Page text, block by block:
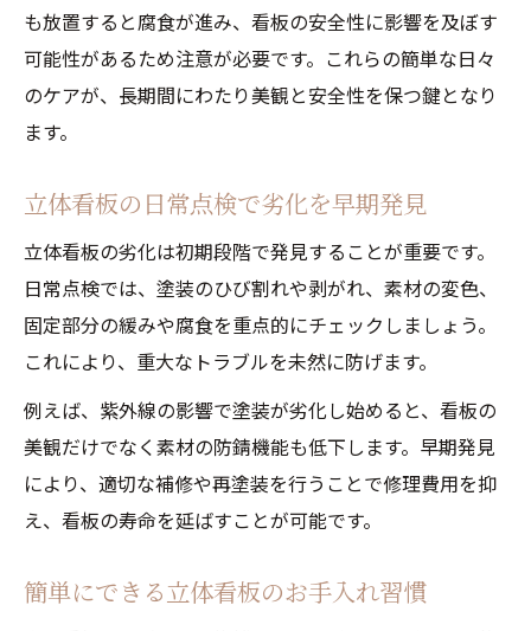
素材ごとの立体看板掃除の注意ポイント
補修時に押さえたい立体看板の基本
立体看板塗装剥がれ補修の正しい手順
立体看板修理費用を抑えるコツと注意点
補修後の立体看板を長持ちさせる工夫
トラブルを防ぐ安全点検とその実務
立体看板の安全点検は義務化に備えよう
プロによる立体看板点検のチェック項目
立体看板の点検と修理業者選びのコツ
看板修理業者の選定で管理をスムーズに
立体看板の美観維持に欠かせない習慣
も放置すると腐食が進み、看板の安全性に影響を及ぼす
可能性があるため注意が必要です。これらの簡単な日々
のケアが、長期間にわたり美観と安全性を保つ鍵となり
ます。
立体看板の日常点検で劣化を早期発見
立体看板の劣化は初期段階で発見することが重要です。
日常点検では、塗装のひび割れや剥がれ、素材の変色、
固定部分の緩みや腐食を重点的にチェックしましょう。
これにより、重大なトラブルを未然に防げます。
例えば、紫外線の影響で塗装が劣化し始めると、看板の
美観だけでなく素材の防錆機能も低下します。早期発見
により、適切な補修や再塗装を行うことで修理費用を抑
え、看板の寿命を延ばすことが可能です。
簡単にできる立体看板のお手入れ習慣